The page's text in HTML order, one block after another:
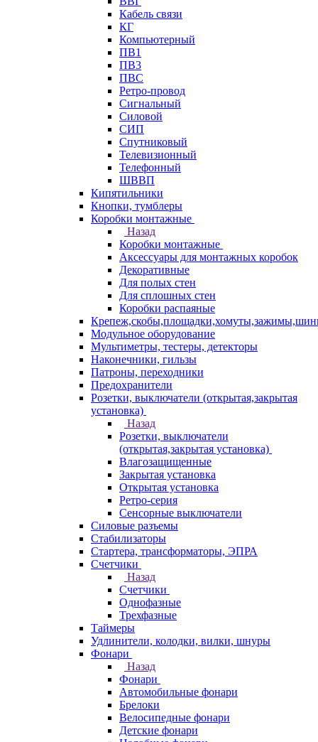
Кабель связи
КГ
Компьютерный
ПВ1
ПВ3
ПВС
Ретро-провод
Сигнальный
Силовой
СИП
Спутниковый
Телевизионный
Телефонный
ШВВП
Кипятильники
Кнопки, тумблеры
Коробки монтажные
Назад
Коробки монтажные
Аксессуары для монтажных коробок
Декоративные
Для полых стен
Для сплошных стен
Коробки распаяные
Модульное оборудование
Мультиметры, тестеры, детекторы
Наконечники, гильзы
Патроны, переходники
Предохранители
Розетки, выключатели (открытая,закрытая
установка)
Назад
Розетки, выключатели
(открытая,закрытая установка)
Влагозащищенные
Закрытая установка
Открытая установка
Ретро-серия
Сенсорные выключатели
Силовые разъемы
Стабилизаторы
Стартера, трансформаторы, ЭПРА
Счетчики
Назад
Счетчики
Однофазные
Трехфазные
Таймеры
Удлинители, колодки, вилки, шнуры
Фонари
Назад
Фонари
Автомобильные фонари
Брелоки
Велосипедные фонари
Детские фонари